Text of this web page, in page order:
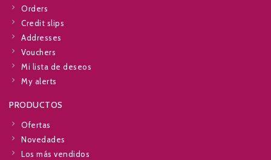
Orders
Credit slips
Addresses
Vouchers
Mi lista de deseos
My alerts
PRODUCTOS
Ofertas
Novedades
Los más vendidos